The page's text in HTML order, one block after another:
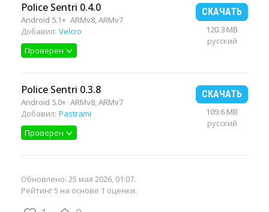
Police Sentri 0.4.0
Android 5.1+ ARMv8, ARMv7
Добавил: Velcro
Проверен
СКАЧАТЬ
120.3 MB
русский
Police Sentri 0.3.8
Android 5.0+ ARMv8, ARMv7
Добавил: Pastrami
Проверен
СКАЧАТЬ
109.6 MB
русский
Обновлено: 25 мая 2026, 01:07.
Рейтинг 5 на основе 1 оценки.